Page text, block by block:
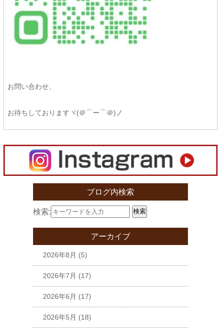
お問い合わせ、
お待ちしておりますヾ(＠⌒ー⌒＠)ノ
ブログ内検索
検索: 検索
アーカイブ
2026年8月 (5)
2026年7月 (17)
2026年6月 (17)
2026年5月 (18)